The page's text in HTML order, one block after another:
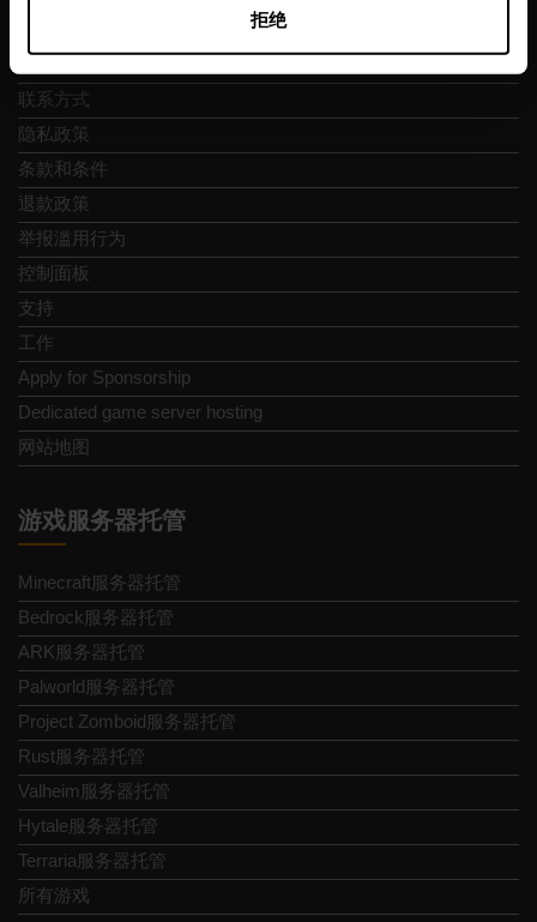
拒绝
联系方式
隐私政策
条款和条件
退款政策
举报滥用行为
控制面板
支持
工作
Apply for Sponsorship
Dedicated game server hosting
网站地图
游戏服务器托管
Minecraft服务器托管
Bedrock服务器托管
ARK服务器托管
Palworld服务器托管
Project Zomboid服务器托管
Rust服务器托管
Valheim服务器托管
Hytale服务器托管
Terraria服务器托管
所有游戏